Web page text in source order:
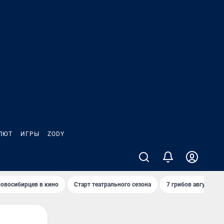
ИГРЫ ZODY
в кино Старт театрального сезона 7 грибов августа